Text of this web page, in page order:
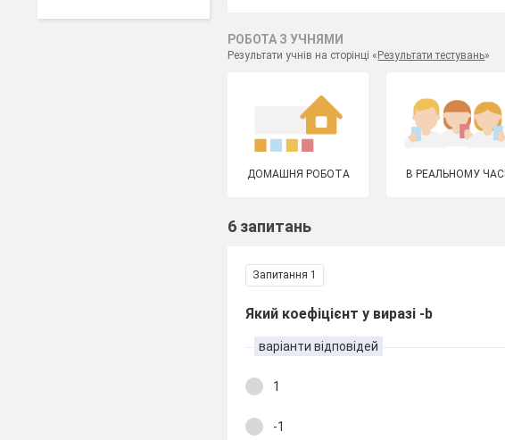
РОБОТА З УЧНЯМИ
Результати учнів на сторінці « Результати тестувань»
ДОМАШНЯ РОБОТА В РЕАЛЬНОМУ ЧАСІ
6 запитань
Запитання 1
Який коефіцієнт у виразі -b
варіанти відповідей
1
-1